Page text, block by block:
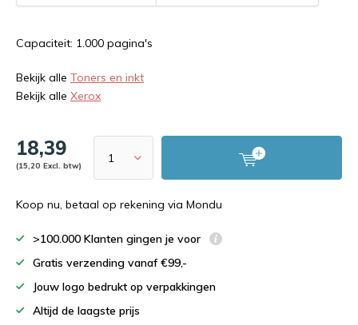
Capaciteit: 1.000 pagina's
Bekijk alle Toners en inkt
Bekijk alle Xerox
18,39
(15,20 Excl. btw)
Koop nu, betaal op rekening via Mondu
>100.000 Klanten gingen je voor
Gratis verzending vanaf €99,-
Jouw logo bedrukt op verpakkingen
Altijd de laagste prijs